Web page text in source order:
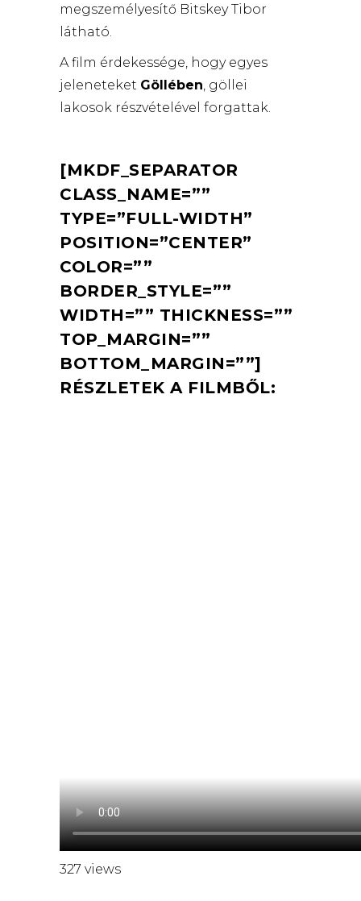
megszemélyesítő Bitskey Tibor
látható.
A film érdekessége, hogy egyes
jeleneteket Göllében, göllei
lakosok részvételével forgattak.
[MKDF_SEPARATOR
CLASS_NAME=””
TYPE=”FULL-WIDTH”
POSITION=”CENTER”
COLOR=””
BORDER_STYLE=””
WIDTH=”” THICKNESS=””
TOP_MARGIN=””
BOTTOM_MARGIN=””]
RÉSZLETEK A FILMBŐL:
327 views